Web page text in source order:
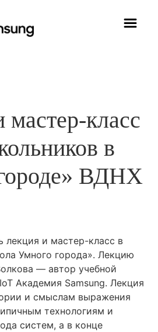
класс
в
ВДНХ
лекция и мастер-класс в
Умного города». Лекцию
— автор учебной
Академия Samsung. Лекция
и смыслам выражения
технологиям и
систем, а в конце